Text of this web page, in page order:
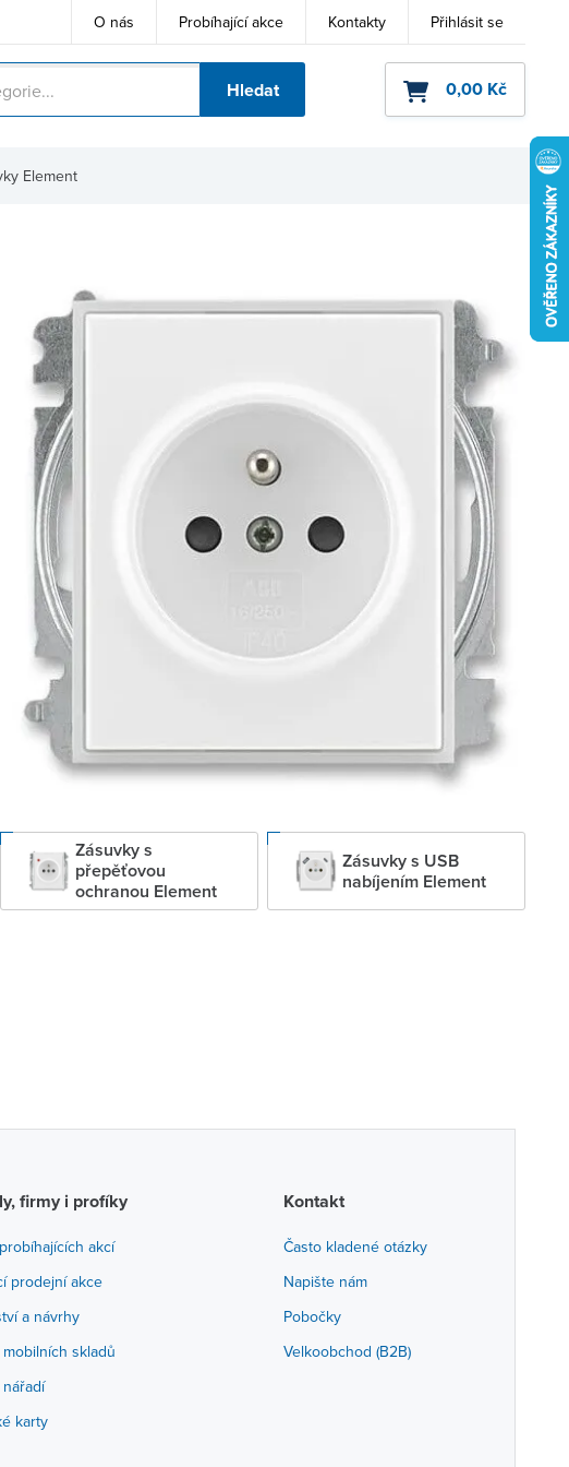
O nás Probíhající akce Kontakty Přihlásit se
Hledat 0,00 Kč
Element
Zásuvky s
přepěťovou
ochranou Element
Zásuvky s USB
nabíjením Element
firmy i profíky
akcí
prodejní akce
a návrhy
skladů
karty
Kontakt
Často kladené otázky
Napište nám
Pobočky
Velkoobchod (B2B)